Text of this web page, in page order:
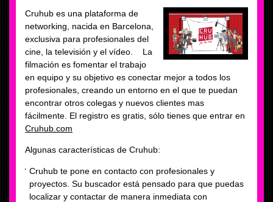
Cruhub es una plataforma de
networking, nacida en Barcelona,
exclusiva para profesionales del
cine, la televisión y el vídeo. La
filmación es fomentar el trabajo
en equipo y su objetivo es conectar mejor a todos los
profesionales, creando un entorno en el que te puedan
encontrar otros colegas y nuevos clientes mas
fácilmente. El registro es gratis, sólo tienes que entrar en
Cruhub.com
Algunas características de Cruhub:
Cruhub te pone en contacto con profesionales y
proyectos. Su buscador está pensado para que puedas
localizar y contactar de manera inmediata con